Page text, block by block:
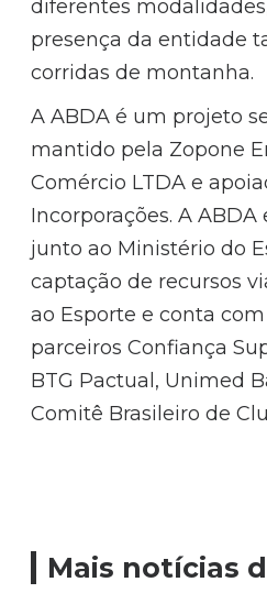
diferentes
presença da entidade
corridas de montanha.
A ABDA é um projeto
mantido pela Zopone
Comércio LTDA e
Incorporações. A
junto ao Ministério do
captação de recursos
ao Esporte e conta
parceiros Confiança
BTG Pactual, Unimed
Comitê Brasileiro de
Mais notícias